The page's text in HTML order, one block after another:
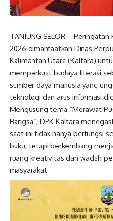
TANJUNG SELOR –
2026 dimanfaatkan Dinas
Kalimantan Utara (Kaltara)
memperkuat budaya literasi
sumber daya manusia yang
teknologi dan arus informasi
Mengusung tema “Merawat
Bangsa”, DPK Kaltara
saat ini tidak hanya berfungsi
buku, tetapi berkembang
ruang kreativitas dan wadah
masyarakat.